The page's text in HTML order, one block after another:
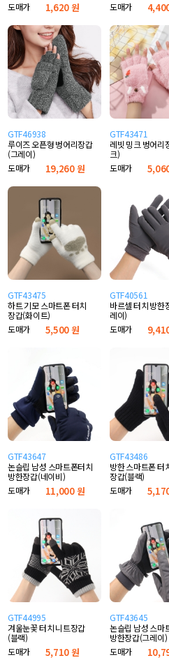
도매가
1,620 원
도매가
GTF46938
루이즈 오픈형 벙어리장갑
(그레이)
도매가
19,260 원
GTF43471
레빗 밍크 벙어리
크)
도매가
GTF43475
하트 기모 스마트폰 터치
장갑(화이트)
도매가
5,500 원
GTF40561
바르셀 터치 방한
레이)
도매가
GTF43647
논슬립 남성 스마트폰터치
방한장갑(네이비)
도매가
11,000 원
GTF43486
방한 스마트폰 터
장갑(블랙)
도매가
GTF44995
겨울눈꽃 터치 니트장갑
(블랙)
도매가
5,710 원
GTF43645
논슬립 남성 스마
방한장갑(그레이)
도매가